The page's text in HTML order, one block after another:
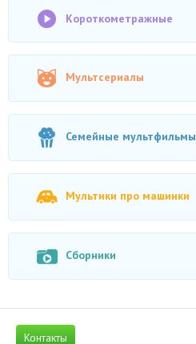
Короткометражные
Мультсериалы
Семейные мультфильмы
Мультики про машинки
Сборники
Контакты